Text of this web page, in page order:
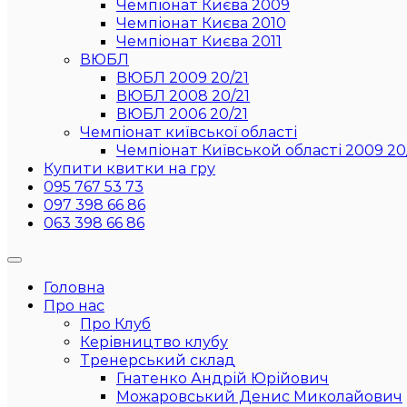
Чемпіонат Києва 2009
Чемпіонат Києва 2010
Чемпіонат Києва 2011
ВЮБЛ
ВЮБЛ 2009 20/21
ВЮБЛ 2008 20/21
ВЮБЛ 2006 20/21
Чемпіонат київської області
Чемпіонат Київськой області 2009
Купити квитки на гру
095 767 53 73
097 398 66 86
063 398 66 86
Головна
Про нас
Про Клуб
Керівництво клубу
Тренерський склад
Гнатенко Андрій Юрійович
Можаровський Денис Миколайович